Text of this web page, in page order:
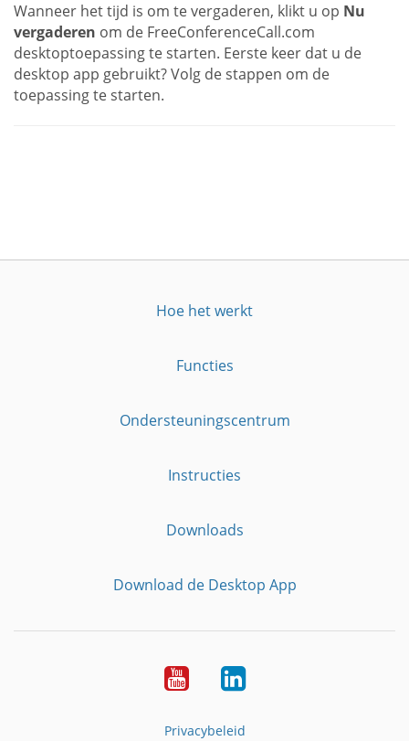
Wanneer het tijd is om te vergaderen, klikt u op Nu
vergaderen om de FreeConferenceCall.com
desktoptoepassing te starten. Eerste keer dat u de
desktop app gebruikt? Volg de stappen om de
toepassing te starten.
Hoe het werkt
Functies
Ondersteuningscentrum
Instructies
Downloads
Download de Desktop App
YouTubeLinkedIn
Privacybeleid